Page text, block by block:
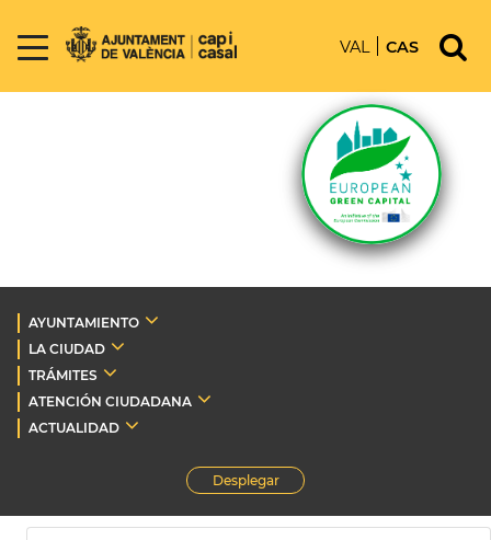
VAL CAS
AYUNTAMIENTO
LA CIUDAD
TRÁMITES
ATENCIÓN CIUDADANA
ACTUALIDAD
Desplegar